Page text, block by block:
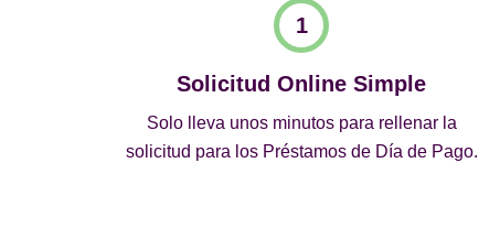
Solicitud Online Simple
Solo lleva unos minutos para rellenar la
solicitud para los Préstamos de Día de Pago.